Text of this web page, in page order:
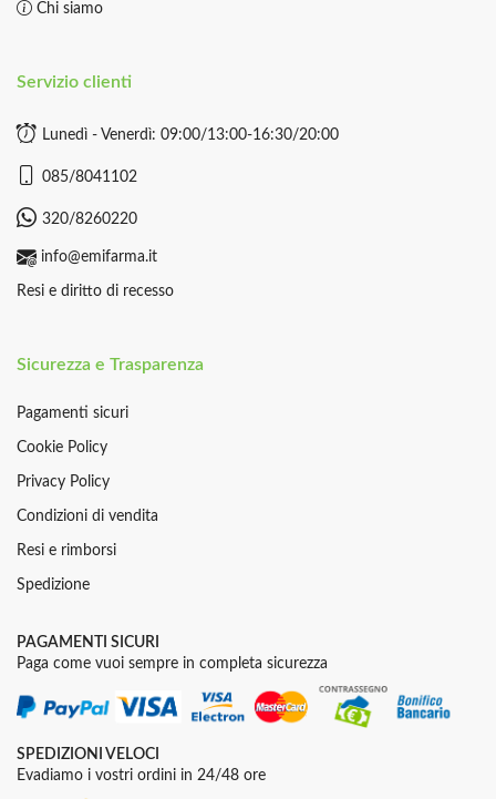
Chi siamo
Servizio clienti
Lunedì - Venerdì: 09:00/13:00-16:30/20:00
085/8041102
320/8260220
info@emifarma.it
Resi e diritto di recesso
Sicurezza e Trasparenza
Pagamenti sicuri
Cookie Policy
Privacy Policy
Condizioni di vendita
Resi e rimborsi
Spedizione
PAGAMENTI SICURI
Paga come vuoi sempre in completa sicurezza
SPEDIZIONI VELOCI
Evadiamo i vostri ordini in 24/48 ore